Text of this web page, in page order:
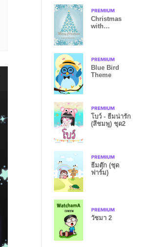
Christmas
with
Blue Bird
Theme
โบว์ - ธีมน่ารัก
(สีชมพู) ชุด2
ธีมตุ๊ก (ชุด
ฟาร์ม)
วัชมา 2